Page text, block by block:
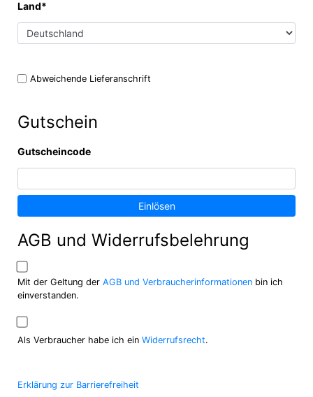
Land*
Abweichende Lieferanschrift
Gutschein
Gutscheincode
Einlösen
AGB und Widerrufsbelehrung
Mit der Geltung der AGB und Verbraucherinformationen bin ich
einverstanden.
Als Verbraucher habe ich ein Widerrufsrecht.
Erklärung zur Barrierefreiheit